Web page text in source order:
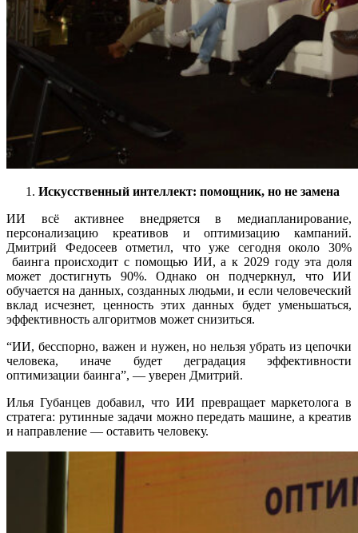
Искусственный интеллект: помощник, но не замена
ИИ всё активнее внедряется в медиапланирование,
персонализацию креативов и оптимизацию кампаний.
Дмитрий Федосеев отметил, что уже сегодня около 30%
баинга происходит с помощью ИИ, а к 2029 году эта доля
может достигнуть 90%. Однако он подчеркнул, что ИИ
обучается на данных, созданных людьми, и если человеческий
вклад исчезнет, ценность этих данных будет уменьшаться,
эффективность алгоритмов может снизиться.
“ИИ, бесспорно, важен и нужен, но нельзя убрать из цепочки
человека, иначе будет деградация эффективности
оптимизации баинга”, — уверен Дмитрий.
Илья Губанцев добавил, что ИИ превращает маркетолога в
стратега: рутинные задачи можно передать машине, а креатив
и направление — оставить человеку.